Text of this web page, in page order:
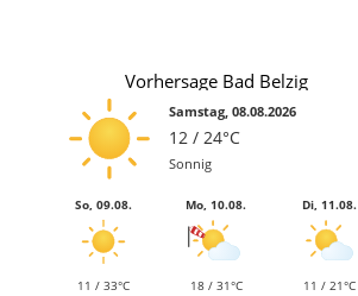
Vorhersage Bad Belzig
Samstag, 08.08.2026
12 / 24°C
Sonnig
So, 09.08.
11 / 33°C
Mo, 10.08.
18 / 31°C
Di, 11.08.
11 / 21°C